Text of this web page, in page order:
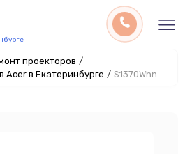
проекторов /
Acer в Екатеринбурге / S1370Whn